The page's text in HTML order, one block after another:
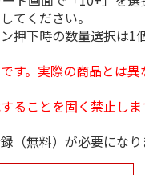
てください。
押下時の数量選択は1
す。実際の商品とは異
ことを固く禁止しま
（無料）が必要になり